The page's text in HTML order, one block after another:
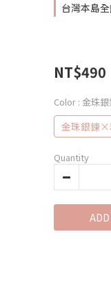
台灣本島
NT$490
Color : 金珠
金珠銀鍊×
Quantity